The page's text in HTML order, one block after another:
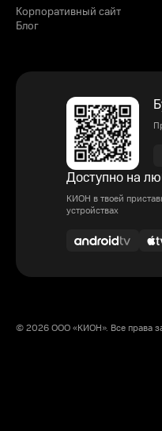
Корпоративный сайт
Блог
Доступно на
КИОН в твоей
устройствах
© 2026 ООО «КИОН». Все права